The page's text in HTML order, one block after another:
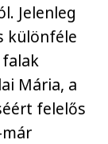
Jelenleg
különféle
Mária, a
felelős